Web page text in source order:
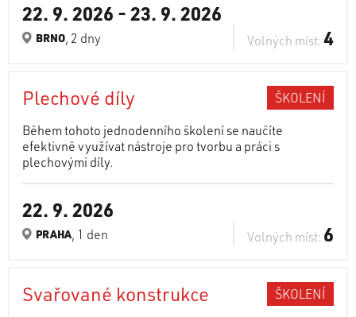
22. 9. 2026 -23. 9. 2026
BRNO, 2 dny Volných míst:4
Plechové díly
ŠKOLENÍ
Během tohoto jednodenního školení se naučíte
efektivně využívat nástroje pro tvorbu a práci s
plechovými díly.
22. 9. 2026
PRAHA, 1 den Volných míst: 6
Svařované konstrukce
ŠKOLENÍ